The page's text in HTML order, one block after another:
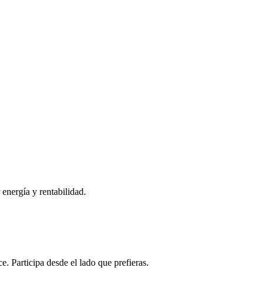
energía y rentabilidad.
Participa desde el lado que prefieras.